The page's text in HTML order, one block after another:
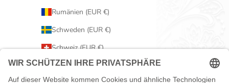
Rumänien (EUR €)
Schweden (EUR €)
Schweiz (EUR €)
Serbien (EUR €)